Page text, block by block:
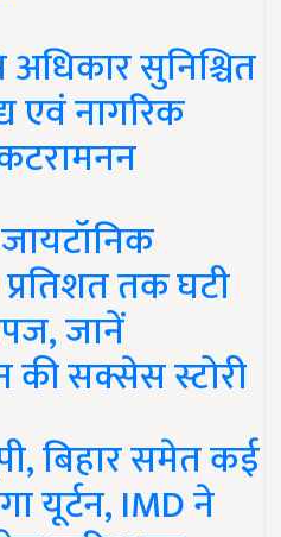
सुनिश्चित
एवं नागरिक
तक घटी
जानें
की सक्सेस स्टोरी
बिहार समेत कई
यूर्टन, IMD ने